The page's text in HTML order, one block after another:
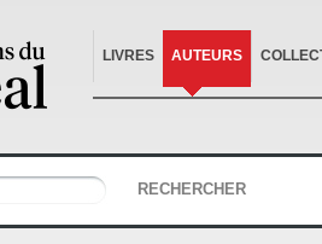
LIVRES AUTEURS
RECHERCHER